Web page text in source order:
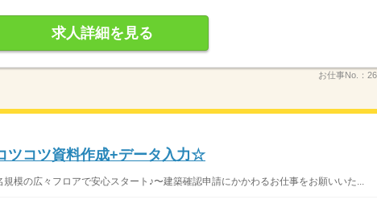
求人詳細を見る
お仕事No.：
ツコツ資料作成+データ入力☆
模の広々フロアで安心スタート♪〜建築確認申請にかかわるお仕事をお願いいた...